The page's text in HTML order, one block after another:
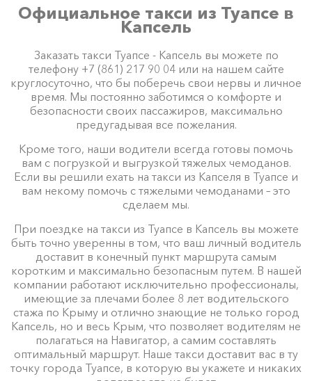
Официальное такси из Туапсе в
Капсель
Заказать такси Туапсе - Капсель вы можете по
телефону +7 (861) 217 90 04 или на нашем сайте
круглосуточно, что бы поберечь свои нервы и личное
время. Мы постоянно заботимся о комфорте и
безопасности своих пассажиров, максимально
предугадывая все пожелания.
Кроме того, наши водители всегда готовы помочь
вам с погрузкой и выгрузкой тяжелых чемоданов.
Если вы решили ехать на такси из Капселя в Туапсе и
вам некому помочь с тяжелыми чемоданами – это
сделаем мы.
При поездке на такси из Туапсе в Капсель вы можете
быть точно уверенны в том, что ваш личный водитель
доставит в конечный пункт маршрута самым
коротким и максимально безопасным путем. В нашей
компании работают исключительно профессионалы,
имеющие за плечами более 8 лет водительского
стажа по Крыму и отлично знающие не только город
Капсель, но и весь Крым, что позволяет водителям не
полагаться на Навигатор, а самим составлять
оптимальный маршрут. Наше такси доставит вас в ту
точку города Туапсе, в которую вы укажете и никаких